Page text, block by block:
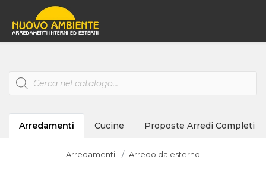
Products
search
Arredamenti Cucine Proposte Arredi Completi
Arredamenti Arredo da esterno